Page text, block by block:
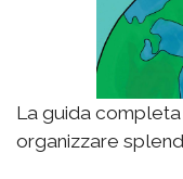
La guida
organizzare